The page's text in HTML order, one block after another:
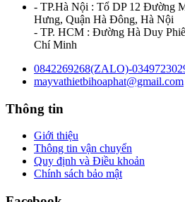
- TP.Hà Nội : Tổ DP 12 Đường
Hưng, Quận Hà Đông, Hà Nội
- TP. HCM : Đường Hà Duy
Chí Minh
0842269268(ZALO)-
mayvathietbihoaphat@gmail.com
Thông tin
Giới thiệu
Thông tin vận chuyển
Quy định và Điều khoản
Chính sách bảo mật